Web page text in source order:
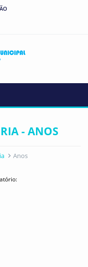
- ANOS
Anos